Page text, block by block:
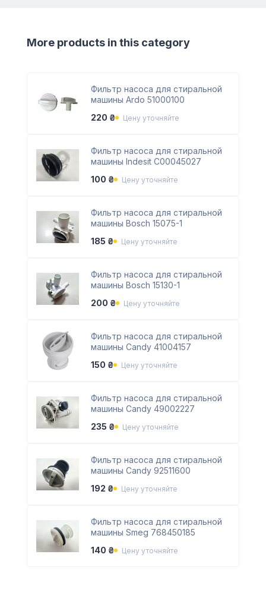
More products in this category
Фильтр насоса для стиральной
машины Ardo 51000100
220 ₴
Цену уточняйте
Фильтр насоса для стиральной
машины Indesit С00045027
100 ₴
Цену уточняйте
Фильтр насоса для стиральной
машины Bosch 15075-1
185 ₴
Цену уточняйте
Фильтр насоса для стиральной
машины Bosch 15130-1
200 ₴
Цену уточняйте
Фильтр насоса для стиральной
машины Candy 41004157
150 ₴
Цену уточняйте
Фильтр насоса для стиральной
машины Candy 49002227
235 ₴
Цену уточняйте
Фильтр насоса для стиральной
машины Candy 92511600
192 ₴
Цену уточняйте
Фильтр насоса для стиральной
машины Smeg 768450185
140 ₴
Цену уточняйте